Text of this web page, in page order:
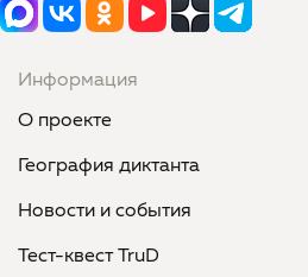
Информация
О проекте
География диктанта
Новости и события
Тест-квест TruD